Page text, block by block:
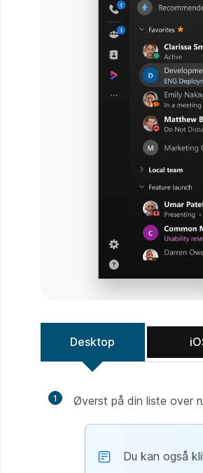
Desktop
1 Øverst på din liste over
Du kan også